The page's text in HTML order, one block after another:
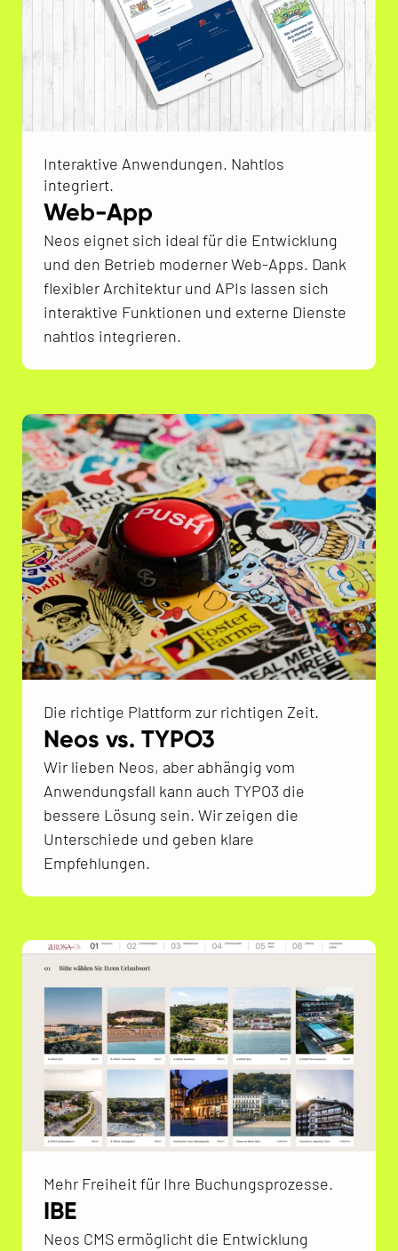
Interaktive Anwendungen. Nahtlos
integriert.
Web-App
Neos eignet sich ideal für die Entwicklung
und den Betrieb moderner Web-Apps. Dank
flexibler Architektur und APIs lassen sich
interaktive Funktionen und externe Dienste
nahtlos integrieren.
Die richtige Plattform zur richtigen Zeit.
Neos vs. TYPO3
Wir lieben Neos, aber abhängig vom
Anwendungsfall kann auch TYPO3 die
bessere Lösung sein. Wir zeigen die
Unterschiede und geben klare
Empfehlungen.
Mehr Freiheit für Ihre Buchungsprozesse.
IBE
Neos CMS ermöglicht die Entwicklung